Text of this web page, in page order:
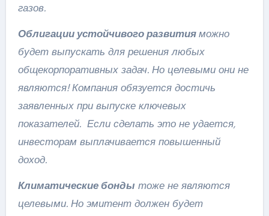
газов.
Облигации устойчивого развитияможно
будет выпускать для решения любых
общекорпоративных задач. Но целевыми они не
являются! Компания обязуется достичь
заявленных при выпуске ключевых
показателей. Если сделать это не удается,
инвесторам выплачивается повышенный
доход.
Климатические бонды тоже не являются
целевыми. Но эмитент должен будет